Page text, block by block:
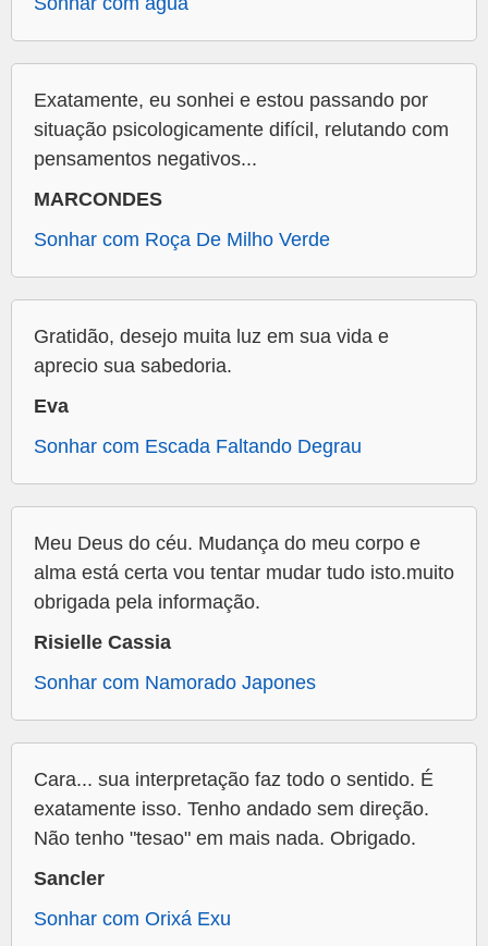
Exatamente, eu sonhei e estou passando por
situação psicologicamente difícil, relutando com
pensamentos negativos...
MARCONDES
Sonhar com Roça De Milho Verde
Gratidão, desejo muita luz em sua vida e
aprecio sua sabedoria.
Eva
Sonhar com Escada Faltando Degrau
Meu Deus do céu. Mudança do meu corpo e
alma está certa vou tentar mudar tudo isto.muito
obrigada pela informação.
Risielle Cassia
Sonhar com Namorado Japones
Cara... sua interpretação faz todo o sentido. É
exatamente isso. Tenho andado sem direção.
Não tenho "tesao" em mais nada. Obrigado.
Sancler
Sonhar com Orixá Exu